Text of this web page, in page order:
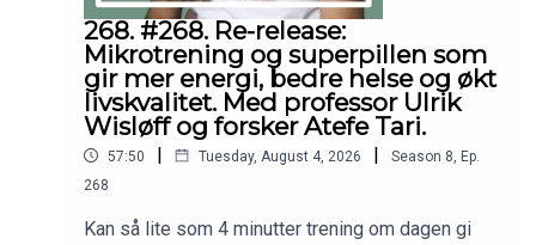
268. #268. Re-release:
Mikrotrening og superpillen som
gir mer energi, bedre helse og økt
livskvalitet. Med professor Ulrik
Wisløff og forsker Atefe Tari.
57:50 | Tuesday, August 4, 2026 | Season 8 Ep.
268
Kan så lite som 4 minutter trening om dagen gi